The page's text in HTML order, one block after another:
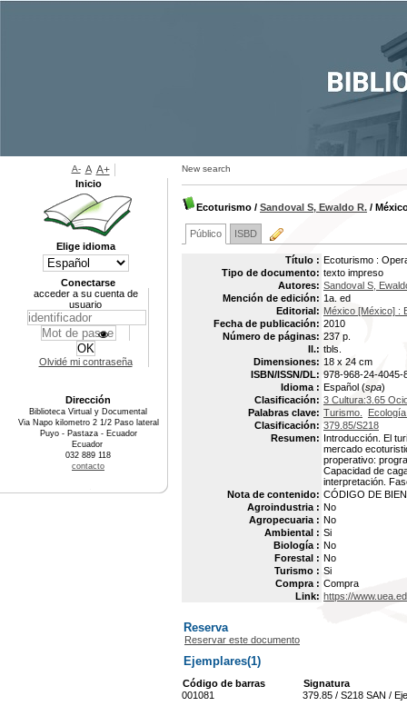
New search
Ecoturismo / Sandoval S, Ewaldo R. /
Público ISBD
Título : Ecoturismo :
Tipo de documento: texto impreso
Autores: Sandoval S,
Mención de edición: 1a. ed
Editorial: México [México] :
Fecha de publicación: 2010
Número de páginas: 237 p.
Il.: tbls.
Dimensiones: 18 x 24 cm
ISBN/ISSN/DL: 978-968-24-4045-
Idioma : Español (spa)
Clasificación: 3 Cultura:3.65
Palabras clave: Turismo.
Clasificación: 379.85/S218
Resumen: Introducción. El
mercado
properativo:
Capacidad de
interpretación.
Nota de contenido: CÓDIGO DE
Agroindustria : No
Agropecuaria : No
Ambiental : Si
Biología : No
Forestal : No
Turismo : Si
Compra : Compra
Link: https://
Reserva
Reservar este documento
Ejemplares(1)
Código de barras
Signatura
001081
379.85 / S218 SAN /
A- A A+
Inicio
Elige idioma
Conectarse
acceder a su cuenta de
usuario
Olvidé mi contraseña
Dirección
Biblioteca Virtual y Documental
Via Napo kilometro 2 1/2 Paso lateral
Puyo - Pastaza - Ecuador
Ecuador
032 889 118
contacto